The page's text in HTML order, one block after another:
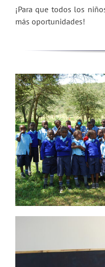
¡Para que todos los
más oportunidades!